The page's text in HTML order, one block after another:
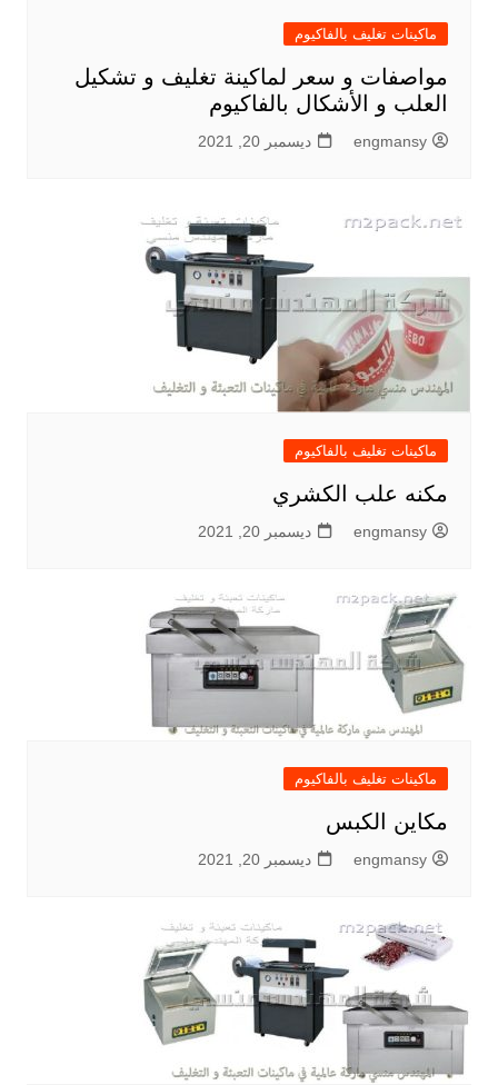
ماكينات تغليف بالفاكيوم
مواصفات و سعر لماكينة تغليف و تشكيل
العلب و الأشكال بالفاكيوم
engmansy ديسمبر 20, 2021
ماكينات تغليف بالفاكيوم
مكنه علب الكشري
engmansy ديسمبر 20, 2021
ماكينات تغليف بالفاكيوم
مكاين الكبس
engmansy ديسمبر 20, 2021